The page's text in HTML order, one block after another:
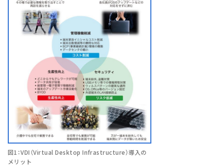
図1：VDI（Virtual Desktop Infrastructure）導入の
メリット